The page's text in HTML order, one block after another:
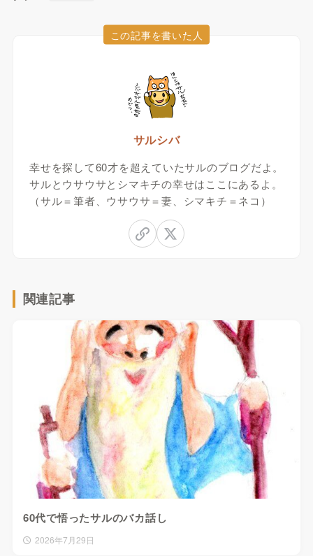
この記事を書いた人
サルシバ
幸せを探して60才を超えていたサルのブログだよ。
サルとウサウサとシマキチの幸せはここにあるよ。
（サル＝筆者、ウサウサ＝妻、シマキチ＝ネコ）
関連記事
60代で悟ったサルのバカ話し
2026年7月29日